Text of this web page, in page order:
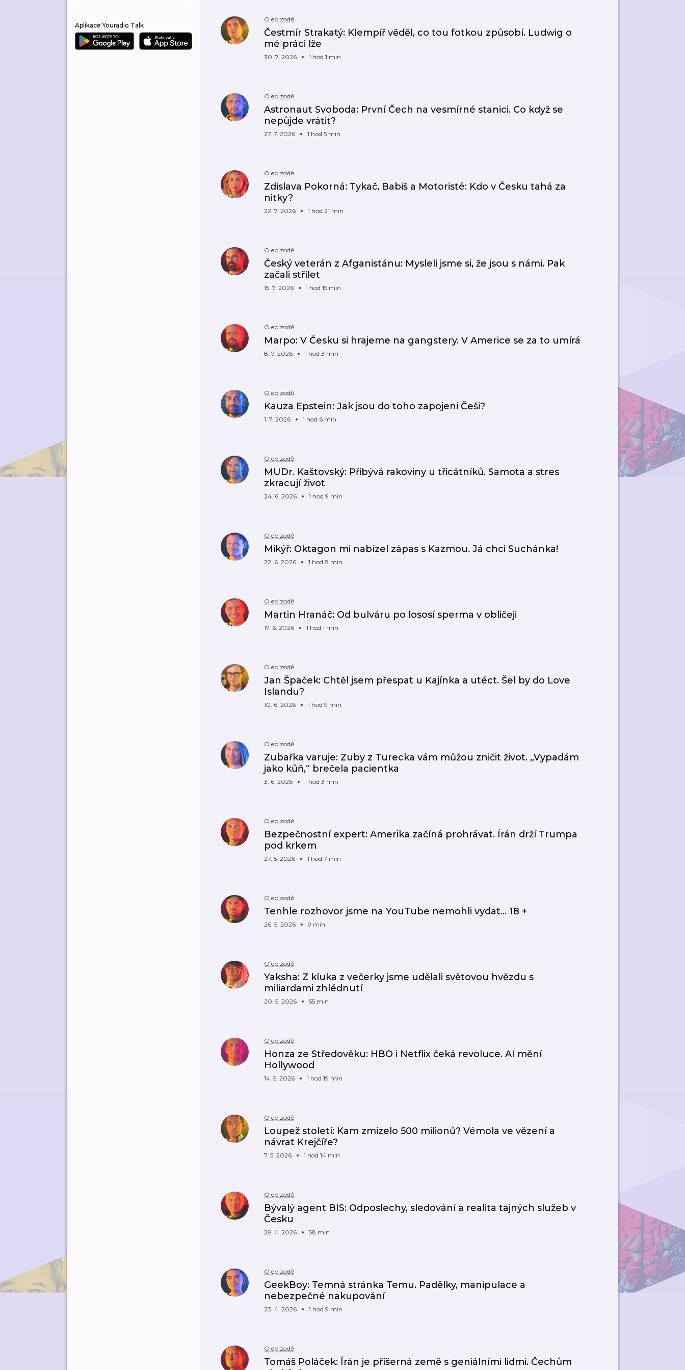
Aplikace Youradio Talk
O epizodě
Čestmír Strakatý: Klempíř věděl, co tou fotkou způsobí. Ludwig o
mé práci lže
30. 7. 2026 1 hod 1 min
O epizodě
Astronaut Svoboda: První Čech na vesmírné stanici. Co když se
nepůjde vrátit?
27. 7. 2026 1 hod 5 min
O epizodě
Zdislava Pokorná: Tykač, Babiš a Motoristé: Kdo v Česku tahá za
nitky?
22. 7. 2026 1 hod 21 min
O epizodě
Český veterán z Afganistánu: Mysleli jsme si, že jsou s námi. Pak
začali střílet
15. 7. 2026 1 hod 15 min
O epizodě
Marpo: V Česku si hrajeme na gangstery. V Americe se za to umírá
8. 7. 2026 1 hod 3 min
O epizodě
Kauza Epstein: Jak jsou do toho zapojeni Češi?
1. 7. 2026 1 hod 6 min
O epizodě
MUDr. Kaštovský: Přibývá rakoviny u třicátníků. Samota a stres
zkracují život
24. 6. 2026 1 hod 9 min
O epizodě
Mikýř: Oktagon mi nabízel zápas s Kazmou. Já chci Suchánka!
22. 6. 2026 1 hod 8 min
O epizodě
Martin Hranáč: Od bulváru po lososí sperma v obličeji
17. 6. 2026 1 hod 1 min
O epizodě
Jan Špaček: Chtěl jsem přespat u Kajínka a utéct. Šel by do Love
Islandu?
10. 6. 2026 1 hod 9 min
O epizodě
Zubařka varuje: Zuby z Turecka vám můžou zničit život. „Vypadám
jako kůň,“ brečela pacientka
3. 6. 2026 1 hod 3 min
O epizodě
Bezpečnostní expert: Amerika začíná prohrávat. Írán drží Trumpa
pod krkem
27. 5. 2026 1 hod 7 min
O epizodě
Tenhle rozhovor jsme na YouTube nemohli vydat... 18 +
26. 5. 2026 9 min
O epizodě
Yaksha: Z kluka z večerky jsme udělali světovou hvězdu s
miliardami zhlédnutí
20. 5. 2026 55 min
O epizodě
Honza ze Středověku: HBO i Netflix čeká revoluce. AI mění
Hollywood
14. 5. 2026 1 hod 19 min
O epizodě
Loupež století: Kam zmizelo 500 milionů? Vémola ve vězení a
návrat Krejčíře?
7. 5. 2026 1 hod 14 min
O epizodě
Bývalý agent BIS: Odposlechy, sledování a realita tajných služeb v
Česku
29. 4. 2026 58 min
O epizodě
GeekBoy: Temná stránka Temu. Padělky, manipulace a
nebezpečné nakupování
23. 4. 2026 1 hod 9 min
O epizodě
Tomáš Poláček: Írán je příšerná země s geniálními lidmi. Čechům